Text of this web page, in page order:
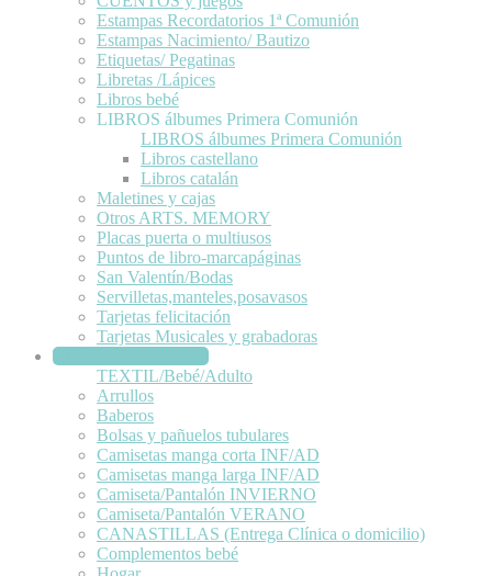
Estampas Recordatorios 1ª Comunión
Estampas Nacimiento/ Bautizo
Etiquetas/ Pegatinas
Libretas /Lápices
Libros bebé
LIBROS álbumes Primera Comunión
LIBROS álbumes Primera Comunión
Libros castellano
Libros catalán
Maletines y cajas
Otros ARTS. MEMORY
Placas puerta o multiusos
Puntos de libro-marcapáginas
San Valentín/Bodas
Servilletas,manteles,posavasos
Tarjetas felicitación
Tarjetas Musicales y grabadoras
TEXTIL/Bebé/Adulto
TEXTIL/Bebé/Adulto
Arrullos
Baberos
Bolsas y pañuelos tubulares
Camisetas manga corta INF/AD
Camisetas manga larga INF/AD
Camiseta/Pantalón INVIERNO
Camiseta/Pantalón VERANO
CANASTILLAS (Entrega Clínica o domicilio)
Complementos bebé